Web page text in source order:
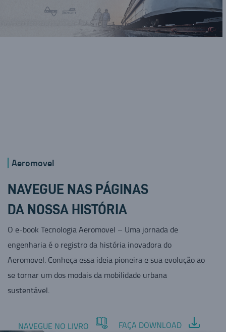
Aeromovel
NAVEGUE NAS PÁGINAS
DA NOSSA HISTÓRIA
O e-book Tecnologia Aeromovel – Uma jornada de
engenharia é o registro da história inovadora do
Aeromovel. Conheça essa ideia pioneira e sua evolução ao
se tornar um dos modais da mobilidade urbana
sustentável.
NAVEGUE NO LIVRO FAÇA DOWNLOAD